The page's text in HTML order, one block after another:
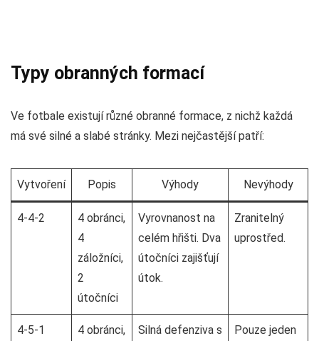
Typy obranných formací
Ve fotbale existují různé obranné formace, z nichž každá
má své silné a slabé stránky. Mezi nejčastější patří:
Vytvoření Popis Výhody Nevýhody
4-4-2
4 obránci,
4
záložníci,
2
útočníci
Vyrovnanost na
celém hřišti. Dva
útočníci zajišťují
útok.
Zranitelný
uprostřed.
4-5-1
4 obránci,
Silná defenziva s
Pouze jeden